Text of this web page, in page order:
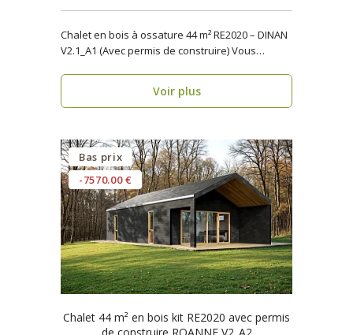
Chalet en bois à ossature 44 m² RE2020 – DINAN
V2.1_A1 (Avec permis de construire) Vous
Voir plus
Bas prix
-7570.00 €
Chalet 44 m² en bois kit RE2020 avec permis